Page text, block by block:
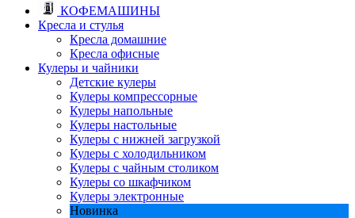
КОФЕМАШИНЫ
Кресла и стулья
Кресла домашние
Кресла офисные
Кулеры и чайники
Детские кулеры
Кулеры компрессорные
Кулеры напольные
Кулеры настольные
Кулеры с нижней загрузкой
Кулеры с холодильником
Кулеры с чайным столиком
Кулеры со шкафчиком
Кулеры электронные
Новинка